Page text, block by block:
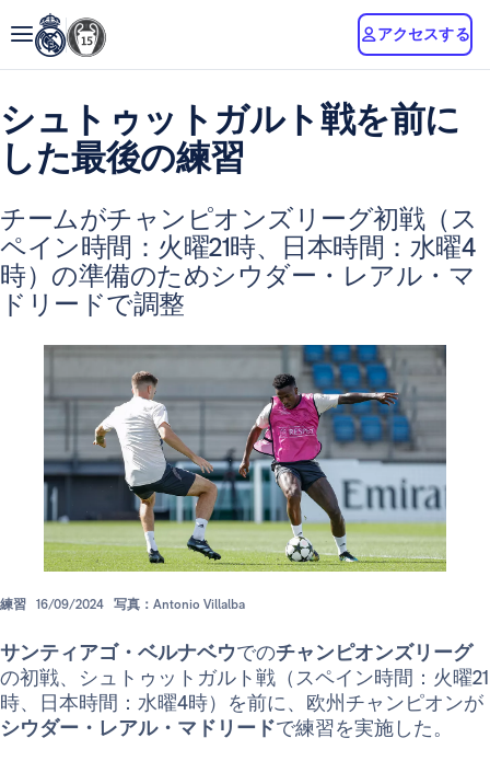
アクセスする
シュトゥットガルト戦を前に
した最後の練習
チームがチャンピオンズリーグ初戦（ス
ペイン時間：火曜21時、日本時間：水曜4
時）の準備のためシウダー・レアル・マ
ドリードで調整
練習 16/09/2024 写真：Antonio Villalba
サンティアゴ・ベルナベウでのチャンピオンズリーグ
の初戦、シュトゥットガルト戦（スペイン時間：火曜21
時、日本時間：水曜4時）を前に、欧州チャンピオンが
シウダー・レアル・マドリードで練習を実施した。